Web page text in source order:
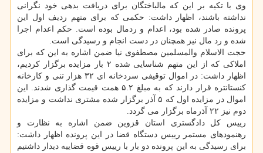
وی با تکیه بر این که مالباختگان برای دریافت بدهی خود نگرانی
نداشته باشند، اظهار داشت: حکمی که برای متهم ردیف اول این
پرونده صادر شده بود، اعدام و ردمال بوده است. حکم اعدام اجرا
شده و رد مال نیز همچنان در دست انجام و رسیدگی است.
حجت الاسلام والمسلمین مصطفوی نیا ضمن اشاره به این که برای
املاکی که از این متهم شناسایی شده ۲ بار مزایده برگزار کردیم،
اظهار داشت: در اموال توقیفی سردخانه ای ۳۲ هزار تنی و کارخانه
کنستانتره قرار دارند که به مبلغ ۵.۲ همت قیمت گذاری شدند. این
اموال در مزایده اول که ۵ آذر برگزار شده مشتری نداشت و مزایده
دوم نیز ۲۲ آذرماه برگزار می گردد.
رییس کل دادگستری استان قزوین ضمن اشاره به نظارت و
رهنمودهای مستمر رییس دستگاه قضا در این پرونده اظهار داشت:
برای رسیدگی به این پرونده دو بار با رییس قوه قضاییه دیدار داشتیم